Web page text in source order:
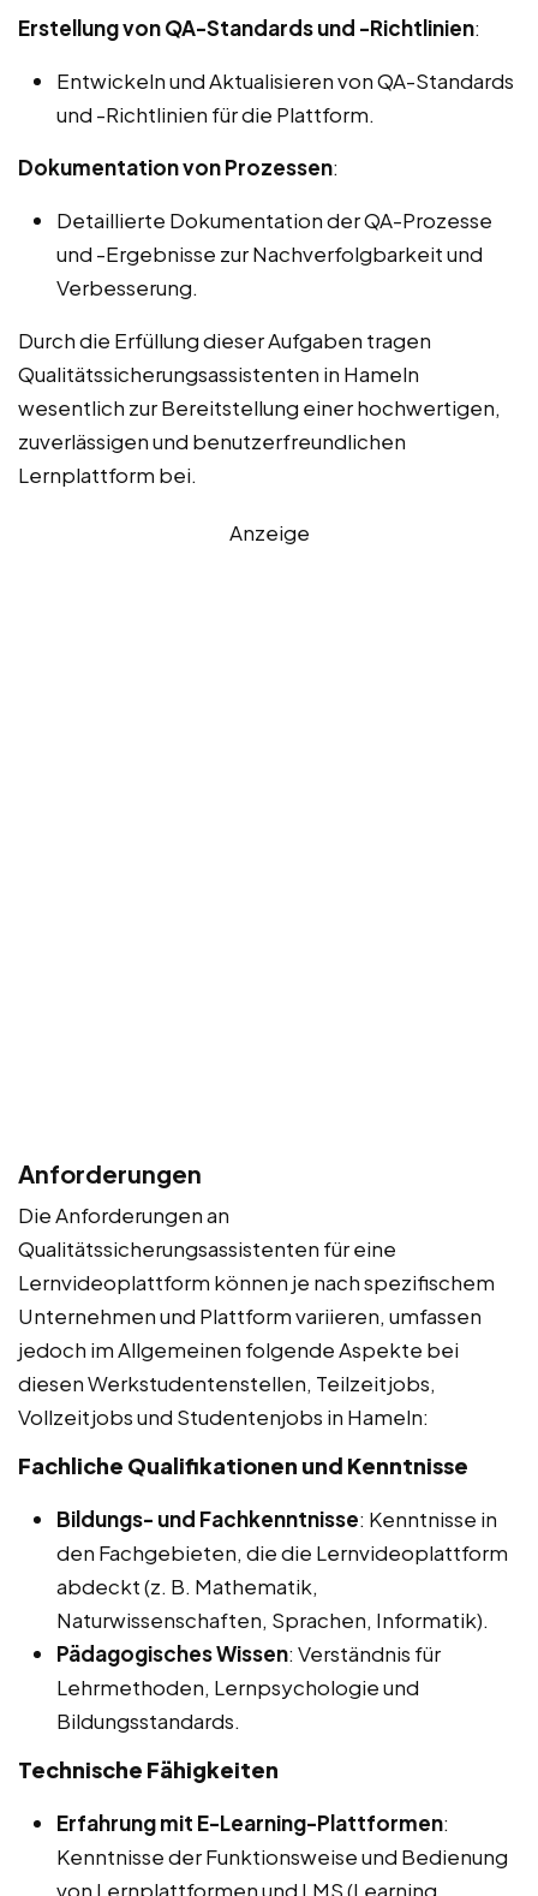
Erstellung von QA-Standards und -Richtlinien:
Entwickeln und Aktualisieren von QA-Standards
und -Richtlinien für die Plattform.
Dokumentation von Prozessen:
Detaillierte Dokumentation der QA-Prozesse
und -Ergebnisse zur Nachverfolgbarkeit und
Verbesserung.
Durch die Erfüllung dieser Aufgaben tragen
Qualitätssicherungsassistenten in Hameln
wesentlich zur Bereitstellung einer hochwertigen,
zuverlässigen und benutzerfreundlichen
Lernplattform bei.
Anzeige
Anforderungen
Die Anforderungen an
Qualitätssicherungsassistenten für eine
Lernvideoplattform können je nach spezifischem
Unternehmen und Plattform variieren, umfassen
jedoch im Allgemeinen folgende Aspekte bei
diesen Werkstudentenstellen, Teilzeitjobs,
Vollzeitjobs und Studentenjobs in Hameln:
Fachliche Qualifikationen und Kenntnisse
Bildungs- und Fachkenntnisse: Kenntnisse in
den Fachgebieten, die die Lernvideoplattform
abdeckt (z. B. Mathematik,
Naturwissenschaften, Sprachen, Informatik).
Pädagogisches Wissen: Verständnis für
Lehrmethoden, Lernpsychologie und
Bildungsstandards.
Technische Fähigkeiten
Erfahrung mit E-Learning-Plattformen:
Kenntnisse der Funktionsweise und Bedienung
von Lernplattformen und LMS (Learning